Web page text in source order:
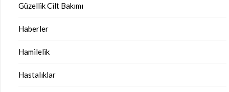
Güzellik Cilt Bakımı
Haberler
Hamilelik
Hastalıklar